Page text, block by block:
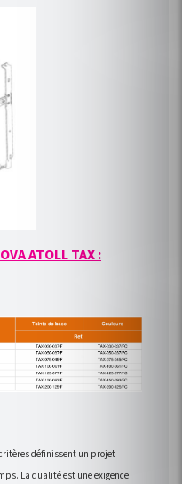
ATOLL TAX :
définissent un projet
La qualité est une exigence